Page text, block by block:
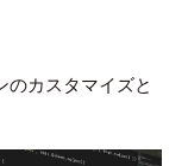
カスタマイズと